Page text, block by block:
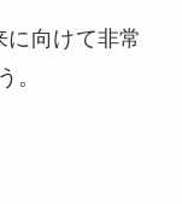
向けて非常
。